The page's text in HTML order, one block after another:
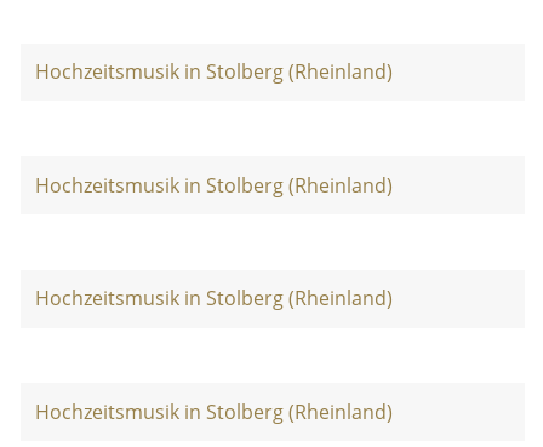
Hochzeitsmusik in Stolberg (Rheinland)
Hochzeitsmusik in Stolberg (Rheinland)
Hochzeitsmusik in Stolberg (Rheinland)
Hochzeitsmusik in Stolberg (Rheinland)